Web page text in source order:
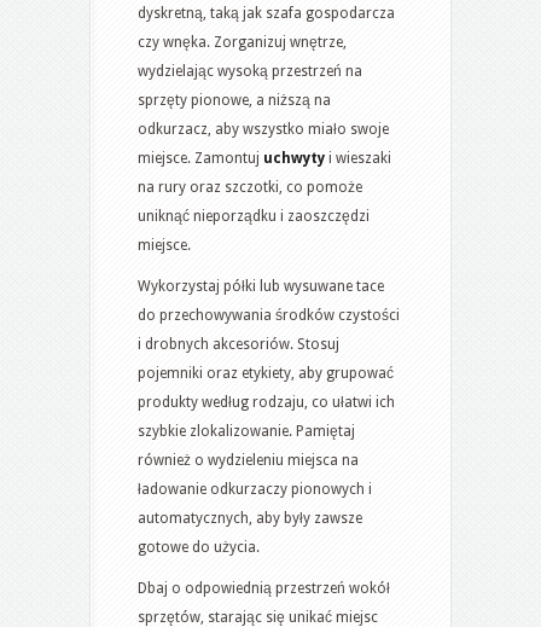
dyskretną, taką jak szafa gospodarcza
czy wnęka. Zorganizuj wnętrze,
wydzielając wysoką przestrzeń na
sprzęty pionowe, a niższą na
odkurzacz, aby wszystko miało swoje
miejsce. Zamontuj uchwyty i wieszaki
na rury oraz szczotki, co pomoże
uniknąć nieporządku i zaoszczędzi
miejsce.
Wykorzystaj półki lub wysuwane tace
do przechowywania środków czystości
i drobnych akcesoriów. Stosuj
pojemniki oraz etykiety, aby grupować
produkty według rodzaju, co ułatwi ich
szybkie zlokalizowanie. Pamiętaj
również o wydzieleniu miejsca na
ładowanie odkurzaczy pionowych i
automatycznych, aby były zawsze
gotowe do użycia.
Dbaj o odpowiednią przestrzeń wokół
sprzętów, starając się unikać miejsc